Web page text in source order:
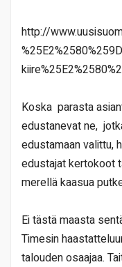
http://
Koska parasta
edustanevat ne,
edustamaan valittu,
edustajat kertokoot
merellä kaasua
Ei tästä maasta
Timesin
talouden osaajaa.